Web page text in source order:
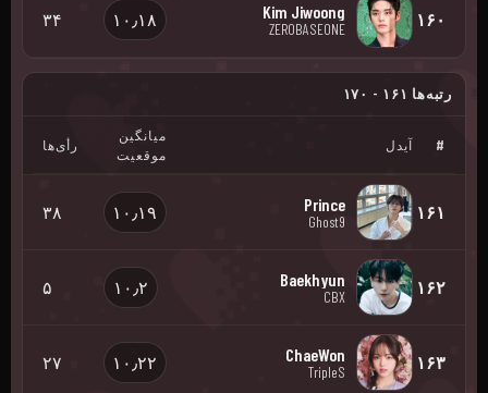
۱۶۰ Kim Jiwoong
ZEROBASEONE ۱۰٫۱۸ ۳۴
رتبه‌ها ۱۶۱ - ۱۷۰
# آیدل
میانگین
موقعیت
رأی‌ها
۱۶۱ Prince
Ghost9 ۱۰٫۱۹ ۳۸
۱۶۲ Baekhyun
CBX ۱۰٫۲ ۵
۱۶۳ ChaeWon
TripleS ۱۰٫۲۲ ۲۷